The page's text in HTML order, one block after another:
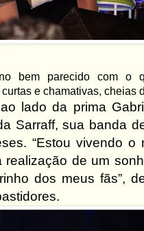
bem parecido com o
e chamativas, cheias
lado da prima
Sarraff, sua banda
“Estou vivendo o
realização de um
dos meus fãs”,